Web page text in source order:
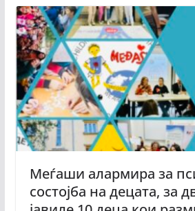
Меѓаши алармира за
состојба на децата, за